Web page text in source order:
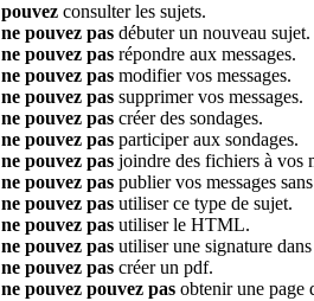
pouvez consulter les sujets.
ne pouvez pas débuter un nouveau sujet.
ne pouvez pas répondre aux messages.
ne pouvez pas modifier vos messages.
ne pouvez pas supprimer vos messages.
ne pouvez pas créer des sondages.
ne pouvez pas participer aux sondages.
ne pouvez pas joindre des fichiers à vos
ne pouvez pas publier vos messages
ne pouvez pas utiliser ce type de sujet.
ne pouvez pas utiliser le HTML.
ne pouvez pas utiliser une signature
ne pouvez pas créer un pdf.
ne pouvez pouvez pas obtenir une page